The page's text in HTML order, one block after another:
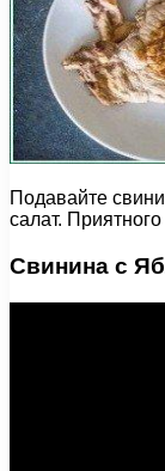
Подавайте
салат. Приятного
Свинина с